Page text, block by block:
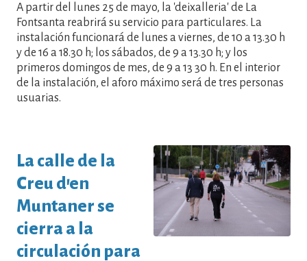
A partir del lunes 25 de mayo, la 'deixalleria' de La
Fontsanta reabrirá su servicio para particulares. La
instalación funcionará de lunes a viernes, de 10 a 13.30 h
y de 16 a 18.30 h; los sábados, de 9 a 13.30 h; y los
primeros domingos de mes, de 9 a 13 30 h. En el interior
de la instalación, el aforo máximo será de tres personas
usuarias.
La calle de la
Creu d'en
Muntaner se
cierra a la
circulación para